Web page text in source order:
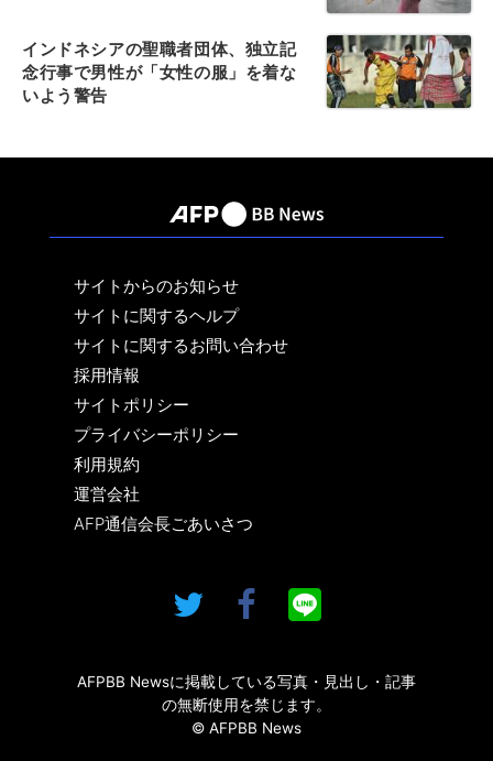
インドネシアの聖職者団体、独立記
念行事で男性が「女性の服」を着な
いよう警告
サイトからのお知らせ
サイトに関するヘルプ
サイトに関するお問い合わせ
採用情報
サイトポリシー
プライバシーポリシー
利用規約
運営会社
AFP通信会長ごあいさつ
AFPBB Newsに掲載している写真・見出し・記事
の無断使用を禁じます。
© AFPBB News